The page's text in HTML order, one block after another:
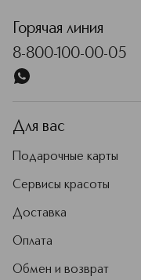
Горячая линия
8-800-100-00-05
Для вас
Подарочные карты
Сервисы красоты
Доставка
Оплата
Обмен и возврат